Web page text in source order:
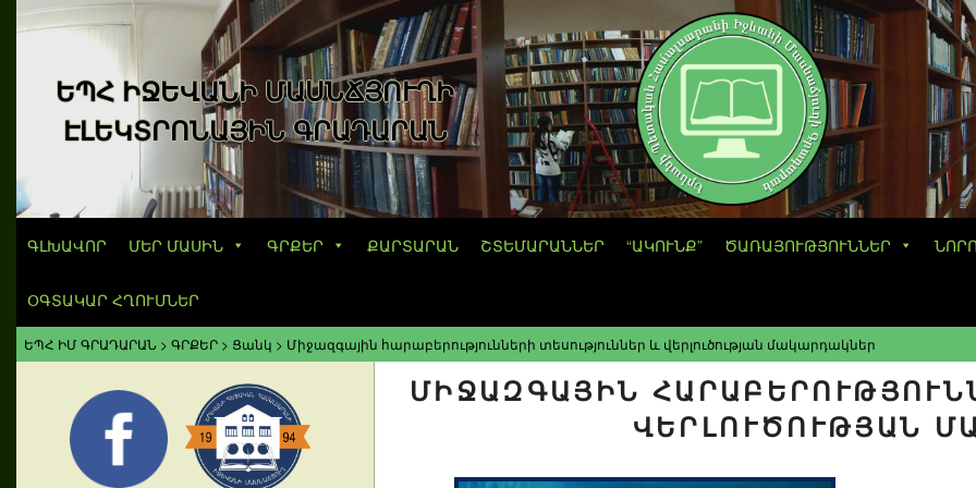
ԵՊՀ ԻՋԵՎԱՆԻ ՄԱՍՆՃՅՈՒՂԻ
ԷԼԵԿՏՐՈՆԱՅԻՆ ԳՐԱԴԱՐԱՆ
ԳԼԽԱՎՈՐ ՄԵՐ ՄԱՍԻՆ ԳՐՔԵՐ ՔԱՐՏԱՐԱՆ ՇՏԵՄԱՐԱՆՆԵՐ “ԱԿՈՒՆՔ” ԾԱՌԱՅՈՒԹՅՈՒՆՆԵՐ
ՕԳՏԱԿԱՐ ՀՂՈՒՄՆԵՐ
ԵՊՀ ԻՄ ԳՐԱԴԱՐԱՆ > ԳՐՔԵՐ > Ցանկ > Միջազգային հարաբերությունների տեսություններ և վերլուծության մակարդակներ
ՄԻՋԱԶԳԱՅԻՆ
ԵՐԼՈՒԾՈՒԹՅԱՆ